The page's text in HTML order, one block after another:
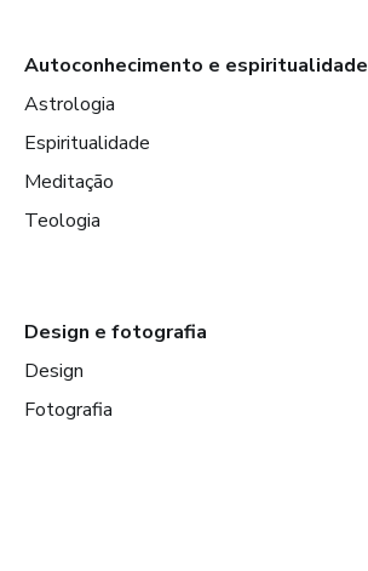
Autoconhecimento e espiritualidade
Astrologia
Espiritualidade
Meditação
Teologia
Design e fotografia
Design
Fotografia